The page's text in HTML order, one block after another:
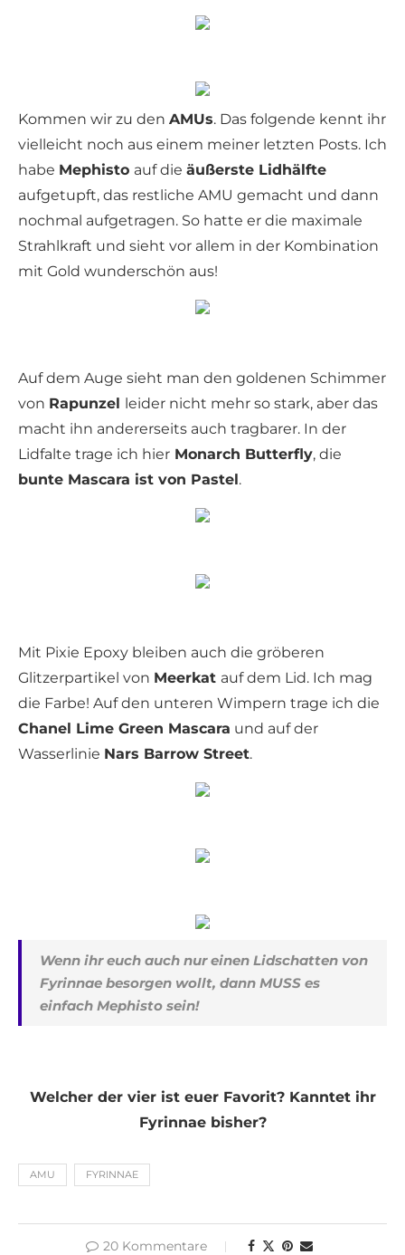
Kommen wir zu den AMUs. Das folgende kennt ihr
vielleicht noch aus einem meiner letzten Posts. Ich
habe Mephisto auf die äußerste Lidhälfte
aufgetupft, das restliche AMU gemacht und dann
nochmal aufgetragen. So hatte er die maximale
Strahlkraft und sieht vor allem in der Kombination
mit Gold wunderschön aus!
Auf dem Auge sieht man den goldenen Schimmer
von Rapunzel leider nicht mehr so stark, aber das
macht ihn andererseits auch tragbarer. In der
Lidfalte trage ich hier Monarch Butterfly, die
bunte Mascara ist von Pastel.
Mit Pixie Epoxy bleiben auch die gröberen
Glitzerpartikel von Meerkat auf dem Lid. Ich mag
die Farbe! Auf den unteren Wimpern trage ich die
Chanel Lime Green Mascara und auf der
Wasserlinie Nars Barrow Street.
Wenn ihr euch auch nur einen Lidschatten von
Fyrinnae besorgen wollt, dann MUSS es
einfach Mephisto sein!
Welcher der vier ist euer Favorit? Kanntet ihr
Fyrinnae bisher?
AMU FYRINNAE
20 Kommentare